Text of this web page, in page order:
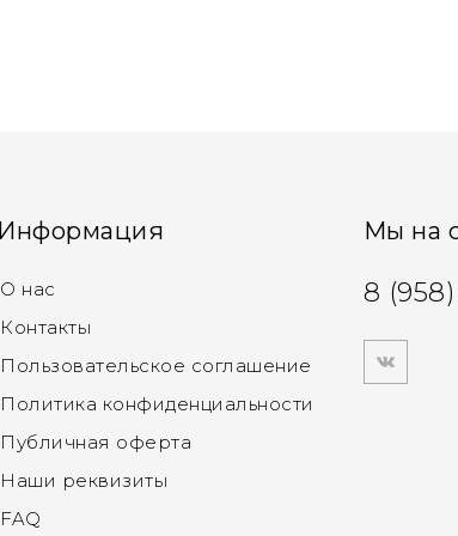
Информация
О нас
Контакты
Пользовательское соглашение
Политика конфиденциальности
Публичная оферта
Наши реквизиты
FAQ
Мы на
8